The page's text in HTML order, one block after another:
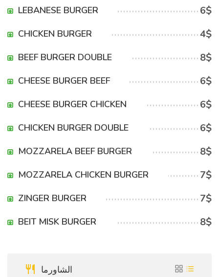
LEBANESE BURGER 6$
CHICKEN BURGER 4$
BEEF BURGER DOUBLE 8$
CHEESE BURGER BEEF 6$
CHEESE BURGER CHICKEN 6$
CHICKEN BURGER DOUBLE 6$
MOZZARELA BEEF BURGER 8$
MOZZARELA CHICKEN BURGER 7$
ZINGER BURGER 7$
BEIT MISK BURGER 8$
الشاورما